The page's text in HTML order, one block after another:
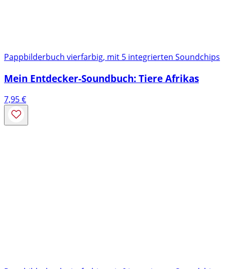
Pappbilderbuch vierfarbig, mit 5 integrierten Soundchips
Mein Entdecker-Soundbuch: Tiere Afrikas
7,95€